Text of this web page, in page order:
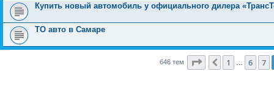
Купить новый автомобиль у официального дилера
ТО авто в Самаре
646 тем Страница из 26
Пред.
1 6 7